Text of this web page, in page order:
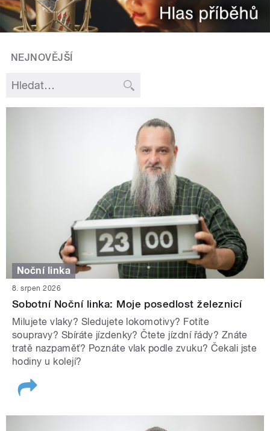
NEJNOVĚJŠÍ
Noční linka
8. srpen 2026
Sobotní Noční linka: Moje posedlost železnicí
Milujete vlaky? Sledujete lokomotivy? Fotíte
soupravy? Sbíráte jízdenky? Čtete jízdní řády? Znáte
tratě nazpaměť? Poznáte vlak podle zvuku? Čekali jste
hodiny u kolejí?